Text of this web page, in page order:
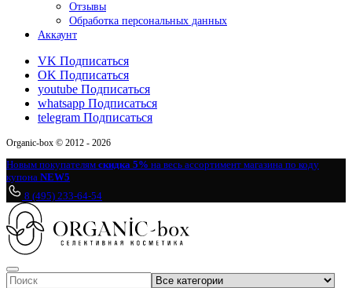
Отзывы
Обработка персональных данных
Аккаунт
VK Подписаться
OK Подписаться
youtube Подписаться
whatsapp Подписаться
telegram Подписаться
Organic-box © 2012 - 2026
Новым покупателям скидка 5% на весь ассортимент магазина по коду
купона NEW5
8 (495) 233-64-54